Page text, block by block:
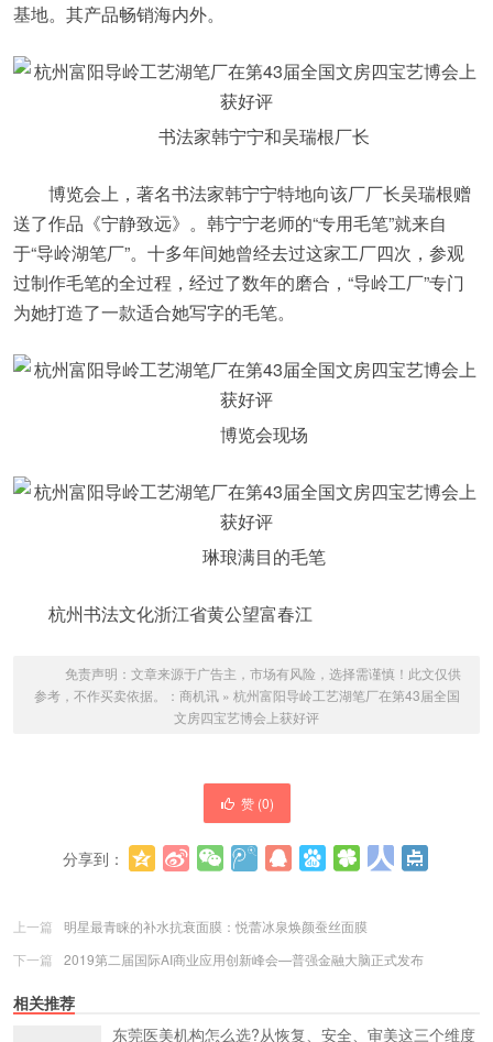
基地。其产品畅销海内外。
书法家韩宁宁和吴瑞根厂长
博览会上，著名书法家韩宁宁特地向该厂厂长吴瑞根赠
送了作品《宁静致远》。韩宁宁老师的“专用毛笔”就来自
于“导岭湖笔厂”。十多年间她曾经去过这家工厂四次，参观
过制作毛笔的全过程，经过了数年的磨合，“导岭工厂”专门
为她打造了一款适合她写字的毛笔。
博览会现场
琳琅满目的毛笔
杭州书法文化浙江省黄公望富春江
免责声明：文章来源于广告主，市场有风险，选择需谨慎！此文仅供
参考，不作买卖依据。： 商机讯» 杭州富阳导岭工艺湖笔厂在第43届全国
文房四宝艺博会上获好评
赞 (0)
分享到：
上一篇
明星最青睐的补水抗衰面膜：悦蕾冰泉焕颜蚕丝面膜
下一篇
2019第二届国际AI商业应用创新峰会—普强金融大脑正式发布
相关推荐
东莞医美机构怎么选?从恢复、安全、审美这三个维度